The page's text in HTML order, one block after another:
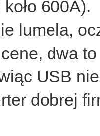
600A).
lumela,
dwa
USB
dobrej